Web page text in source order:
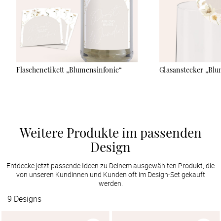
Flaschenetikett „Blumensinfonie“ Glasanstecker
Weitere Produkte im passenden
Design
Entdecke jetzt passende Ideen zu Deinem ausgewählten Produkt, die
von unseren Kundinnen und Kunden oft im Design-Set gekauft
werden.
9 Designs